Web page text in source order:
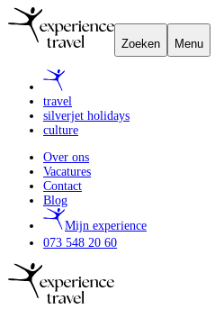
Zoeken Menu
travel
silverjet holidays
culture
Over ons
Vacatures
Contact
Blog
Mijn experience
073 548 20 60